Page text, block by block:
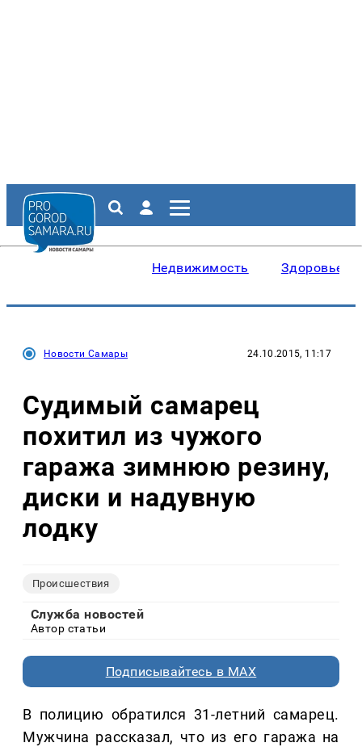
Недвижимость Здоровье
Новости Самары 24.10.2015, 11:17
Судимый самарец
похитил из чужого
гаража зимнюю резину,
диски и надувную
лодку
Происшествия
Служба новостей
Автор статьи
Подписывайтесь в MAX
В полицию обратился 31-летний самарец.
Мужчина рассказал, что из его гаража на